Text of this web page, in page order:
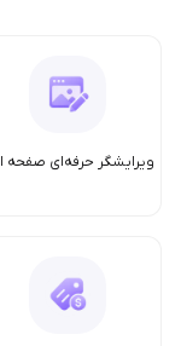
ویرایشگر حرفه‌ای صفحه